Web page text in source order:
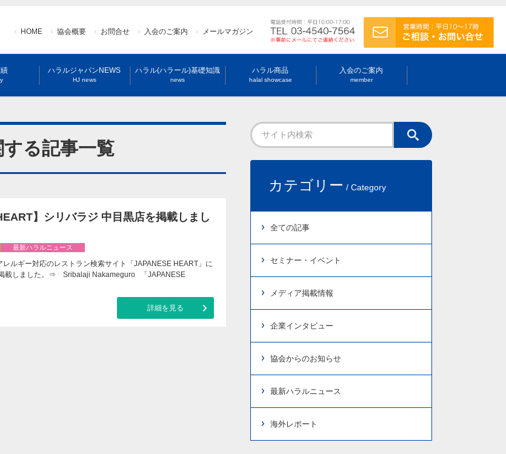
HOME 協会概要 お問合せ 入会のご案内 メールマガジン
ハラルジャパンNEWS
HJ news
ハラル(ハラール)基礎知識
news
ハラル商品
halal showcase
入会のご案内
member
る記事一覧
】シリバラジ 中目黒店を掲載しまし
最新ハラルニュース
ルギー対応のレストラン検索サイト「JAPANESE HEART」に
載しました。⇒ Sribalaji Nakameguro 「JAPANESE
詳細を見る
カテゴリー / Category
全ての記事
セミナー・イベント
メディア掲載情報
企業インタビュー
協会からのお知らせ
最新ハラルニュース
海外レポート